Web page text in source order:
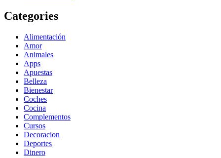
Categories
Alimentación
Amor
Animales
Apps
Apuestas
Belleza
Bienestar
Coches
Cocina
Complementos
Cursos
Decoracion
Deportes
Dinero